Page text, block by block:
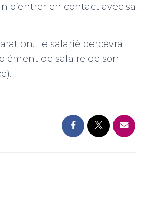
d’entrer en contact avec sa
Le salarié percevra
de salaire de son